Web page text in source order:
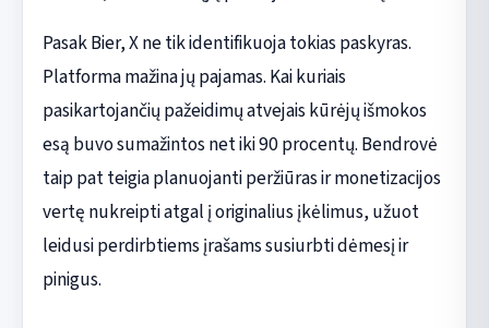
Pasak Bier, X ne tik identifikuoja tokias paskyras.
Platforma mažina jų pajamas. Kai kuriais
pasikartojančių pažeidimų atvejais kūrėjų išmokos
esą buvo sumažintos net iki 90 procentų. Bendrovė
taip pat teigia planuojanti peržiūras ir monetizacijos
vertę nukreipti atgal į originalius įkėlimus, užuot
leidusi perdirbtiems įrašams susiurbti dėmesį ir
pinigus.